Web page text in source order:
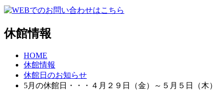
休館情報
HOME
休館情報
休館日のお知らせ
5月の休館日・・・４月２９日（金）～５月５日（木）